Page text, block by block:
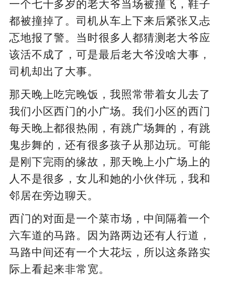
一个七十多岁的老大爷当场被撞飞，鞋子
都被撞掉了。司机从车上下来后紧张又忐
忑地报了警。当时很多人都猜测老大爷应
该活不成了，可是最后老大爷没啥大事，
司机却出了大事。
那天晚上吃完晚饭，我照常带着女儿去了
我们小区西门的小广场。我们小区的西门
每天晚上都很热闹，有跳广场舞的，有跳
鬼步舞的，还有很多孩子从那边玩。可能
是刚下完雨的缘故，那天晚上小广场上的
人不是很多，女儿和她的小伙伴玩，我和
邻居在旁边聊天。
西门的对面是一个菜市场，中间隔着一个
六车道的马路。因为路两边还有人行道，
马路中间还有一个大花坛，所以这条路实
际上看起来非常宽。